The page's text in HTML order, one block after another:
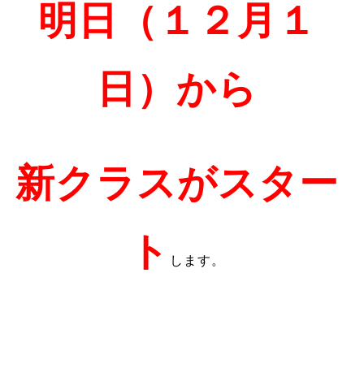
明日（１２月１
日）から
新クラスがスター
ト
します。